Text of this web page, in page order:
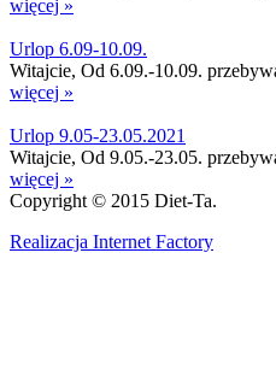
więcej »
Urlop 6.09-10.09.
Witajcie, Od 6.09.-10.09.
więcej »
Urlop 9.05-23.05.2021
Witajcie, Od 9.05.-23.05.
więcej »
Copyright © 2015 Diet-Ta.
Realizacja Internet Factory